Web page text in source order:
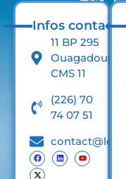
Infos contact
11 BP 295
Ouagadougou
CMS 11
(226) 70
74 07 51